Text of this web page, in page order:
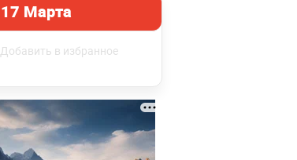
17 Марта
Добавить в избранное